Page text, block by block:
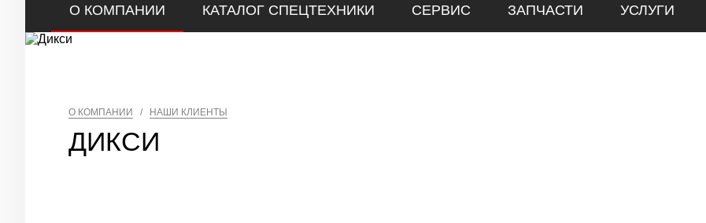
О КОМПАНИИ КАТАЛОГ СПЕЦТЕХНИКИ СЕРВИС ЗАПЧАСТИ УСЛУГИ
О КОМПАНИИ / НАШИ КЛИЕНТЫ
ДИКСИ